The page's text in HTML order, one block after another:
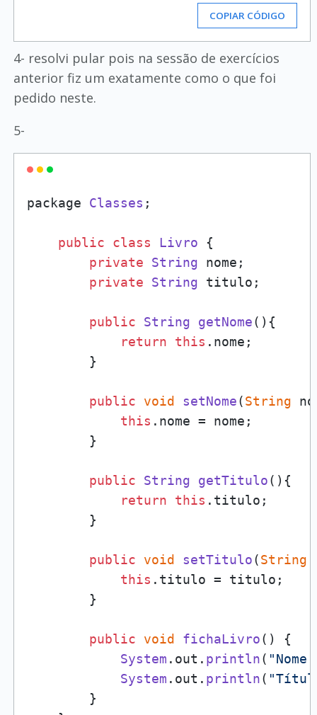
COPIAR CÓDIGO
4- resolvi pular pois na sessão de exercícios
anterior fiz um exatamente como o que foi
pedido neste.
5-
package Classes ;
public class Livro {
private
String nome;
private
String titulo;
public String getNome( ){
return
this . nome ;
        }
public void setNome(String
this . nome = nome;
        }
public String getTitulo( ){
return
this . titulo ;
        }
public void setTitulo(String
this . titulo = titulo;
        }
public void fichaLivro( ) {
System . out . println(
System . out . println(
        }